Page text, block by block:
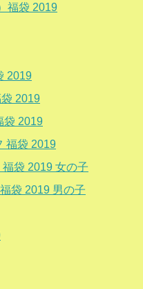
福袋 2019
2019
2019
袋 2019
福袋 2019
袋 2019 女の子
袋 2019 男の子